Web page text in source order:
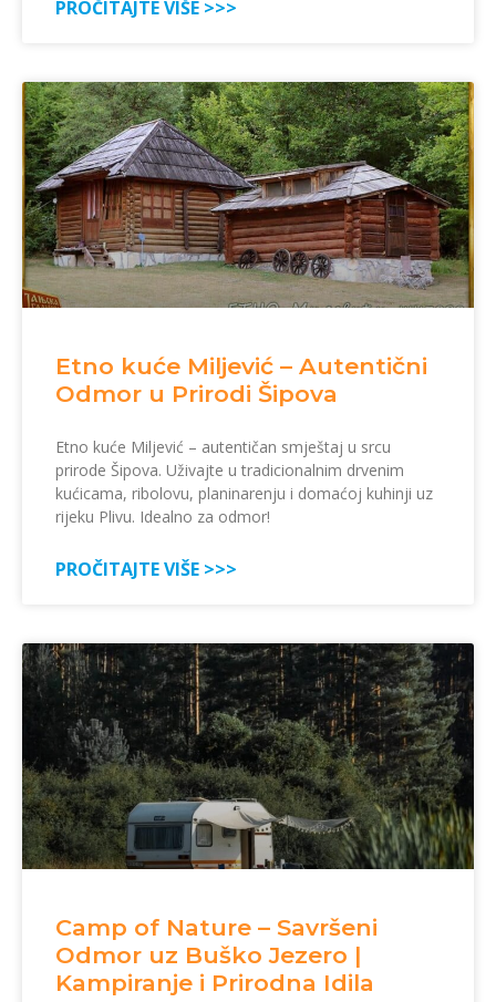
PROČITAJTE VIŠE >>>
Etno kuće Miljević – Autentični
Odmor u Prirodi Šipova
Etno kuće Miljević – autentičan smještaj u srcu
prirode Šipova. Uživajte u tradicionalnim drvenim
kućicama, ribolovu, planinarenju i domaćoj kuhinji uz
rijeku Plivu. Idealno za odmor!
PROČITAJTE VIŠE >>>
Camp of Nature – Savršeni
Odmor uz Buško Jezero |
Kampiranje i Prirodna Idila